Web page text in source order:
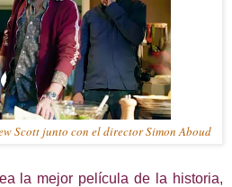
Scott junto con el director Simon Aboud
la mejor película de la historia,